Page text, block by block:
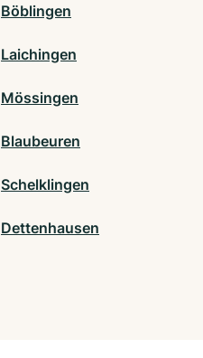
Böblingen
Laichingen
Mössingen
Blaubeuren
Schelklingen
Dettenhausen